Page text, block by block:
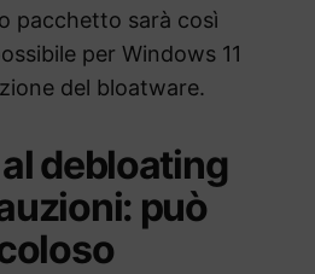
pacchetto sarà così
per Windows 11
del bloatware.
debloating
può